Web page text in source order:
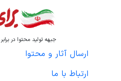
جبهه تولید محتوا در
ارسال آثار و محتوا
ارتباط با ما